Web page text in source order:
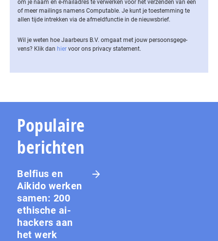
om je naam en e-mailadres te verwerken voor het verzenden van een
of meer mailings namens Computable. Je kunt je toestemming te
allen tijde intrekken via de af­meld­func­tie in de nieuwsbrief.
Wil je weten hoe Jaarbeurs B.V. omgaat met jouw per­soons­ge­ge­
vens? Klik dan hier voor ons privacy statement.
Populaire
berichten
Belfius en
Aikido werken
samen: 200
ethische ai-
hackers aan
het werk